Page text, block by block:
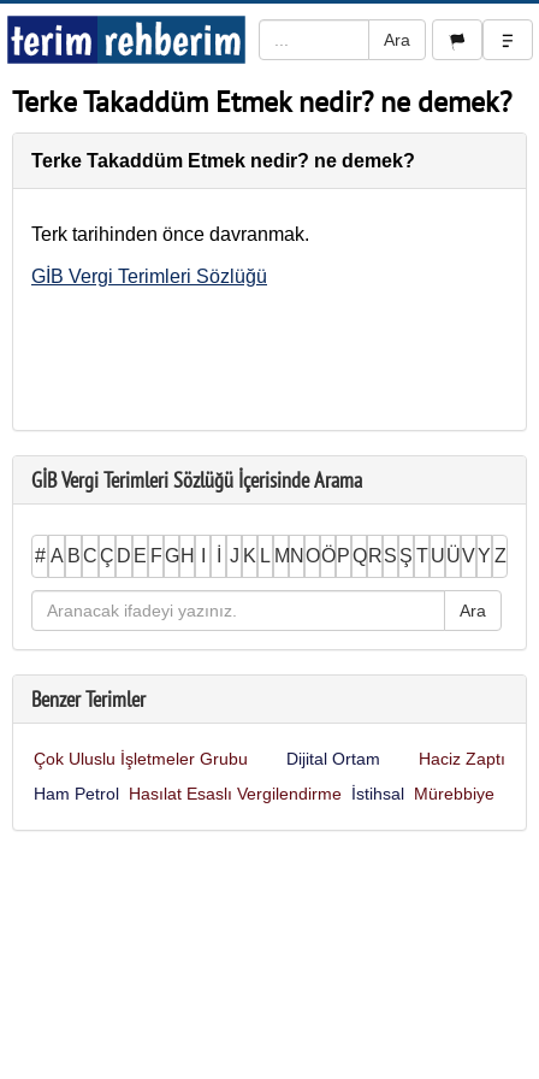
Terke Takaddüm Etmek nedir? ne demek?
Terke Takaddüm Etmek nedir? ne demek?
Terk tarihinden önce davranmak.
GİB Vergi Terimleri Sözlüğü
GİB Vergi Terimleri Sözlüğü İçerisinde Arama
# A BCÇ D E FGH J K L M N OÖPQRS Ş T UÜVY Z
Benzer Terimler
Çok Uluslu İşletmeler Grubu Dijital Ortam
Haciz Zaptı
Ham Petrol Hasılat Esaslı Vergilendirme İstihsal Mürebbiye